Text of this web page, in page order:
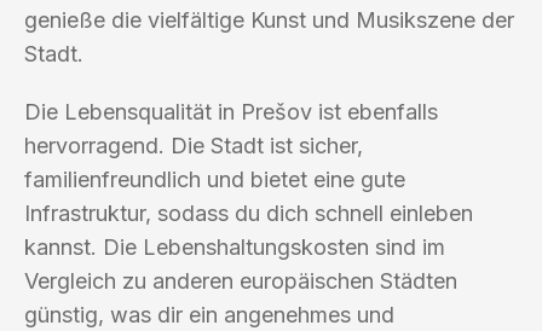
genieße die vielfältige Kunst und Musikszene der
Stadt.
Die Lebensqualität in Prešov ist ebenfalls
hervorragend. Die Stadt ist sicher,
familienfreundlich und bietet eine gute
Infrastruktur, sodass du dich schnell einleben
kannst. Die Lebenshaltungskosten sind im
Vergleich zu anderen europäischen Städten
günstig, was dir ein angenehmes und